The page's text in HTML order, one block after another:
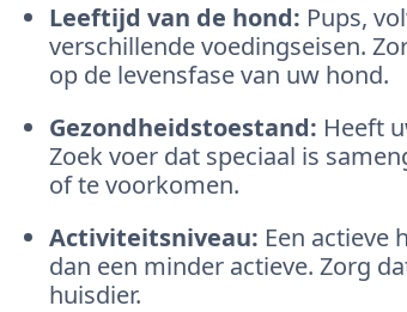
Leeftijd van de hond: Pups,
verschillende voedingseisen.
op de levensfase van uw hond.
Gezondheidstoestand: Heeft
Zoek voer dat speciaal is
of te voorkomen.
Activiteitsniveau: Een actieve
dan een minder actieve. Zorg
huisdier.